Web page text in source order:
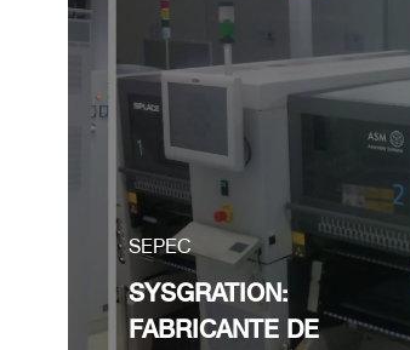
SEPEC
SYSGRATION:
FABRICANTE DE